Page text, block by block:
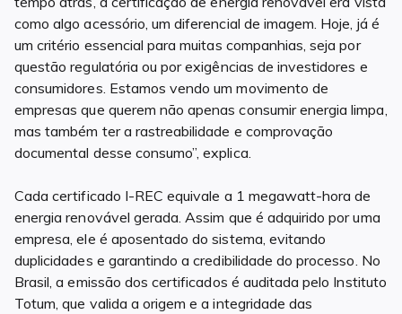
como algo acessório, um diferencial de imagem. Hoje, já é
um critério essencial para muitas companhias, seja por
questão regulatória ou por exigências de investidores e
consumidores. Estamos vendo um movimento de
empresas que querem não apenas consumir energia limpa,
mas também ter a rastreabilidade e comprovação
documental desse consumo”, explica.
Cada certificado I-REC equivale a 1 megawatt-hora de
energia renovável gerada. Assim que é adquirido por uma
empresa, ele é aposentado do sistema, evitando
duplicidades e garantindo a credibilidade do processo. No
Brasil, a emissão dos certificados é auditada pelo Instituto
Totum, que valida a origem e a integridade das